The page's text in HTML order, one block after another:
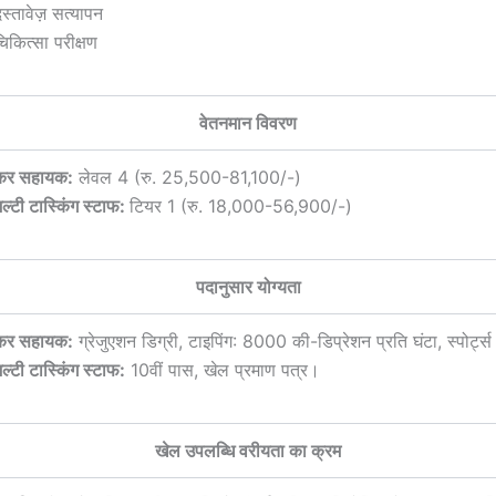
सत्यापन
परीक्षण
वेतनमान विवरण
सहायक: लेवल 4 (रु. 25,500-81,100/-)
टास्किंग स्टाफ: टियर 1 (रु. 18,000-56,900/-)
पदानुसार योग्यता
सहायक: ग्रेजुएशन डिग्री, टाइपिंग: 8000 की-डिप्रेशन प्रति घंटा, स्पोर्ट्स
टास्किंग स्टाफ: 10वीं पास, खेल प्रमाण पत्र।
खेल उपलब्धि वरीयता का क्रम